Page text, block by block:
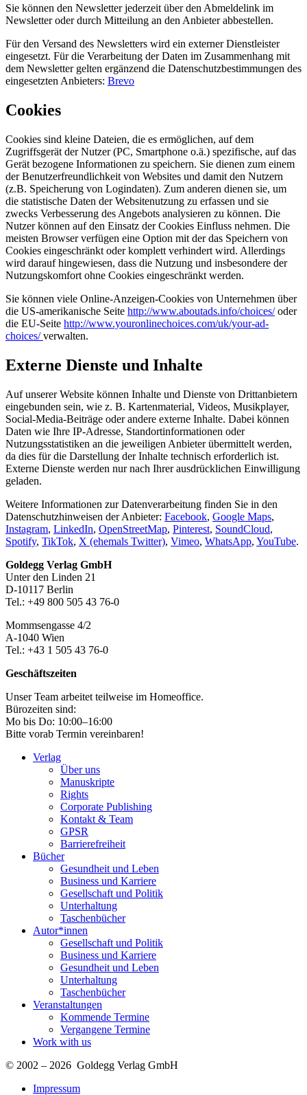
Sie können den Newsletter jederzeit über den Abmeldelink im
Newsletter oder durch Mitteilung an den Anbieter abbestellen.
Für den Versand des Newsletters wird ein externer Dienstleister
eingesetzt. Für die Verarbeitung der Daten im Zusammenhang mit
dem Newsletter gelten ergänzend die Datenschutzbestimmungen des
eingesetzten Anbieters: Brevo
Cookies
Cookies sind kleine Dateien, die es ermöglichen, auf dem
Zugriffsgerät der Nutzer (PC, Smartphone o.ä.) spezifische, auf das
Gerät bezogene Informationen zu speichern. Sie dienen zum einem
der Benutzerfreundlichkeit von Websites und damit den Nutzern
(z.B. Speicherung von Logindaten). Zum anderen dienen sie, um
die statistische Daten der Websitenutzung zu erfassen und sie
zwecks Verbesserung des Angebots analysieren zu können. Die
Nutzer können auf den Einsatz der Cookies Einfluss nehmen. Die
meisten Browser verfügen eine Option mit der das Speichern von
Cookies eingeschränkt oder komplett verhindert wird. Allerdings
wird darauf hingewiesen, dass die Nutzung und insbesondere der
Nutzungskomfort ohne Cookies eingeschränkt werden.
Sie können viele Online-Anzeigen-Cookies von Unternehmen über
die US-amerikanische Seite http://www.aboutads.info/choices/oder
die EU-Seite http://www.youronlinechoices.com/uk/your-ad-
choices/verwalten.
Externe Dienste und Inhalte
Auf unserer Website können Inhalte und Dienste von Drittanbietern
eingebunden sein, wie z. B. Kartenmaterial, Videos, Musikplayer,
Social-Media-Beiträge oder andere externe Inhalte. Dabei können
Daten wie Ihre IP-Adresse, Standortinformationen oder
Nutzungsstatistiken an die jeweiligen Anbieter übermittelt werden,
da dies für die Darstellung der Inhalte technisch erforderlich ist.
Externe Dienste werden nur nach Ihrer ausdrücklichen Einwilligung
geladen.
Weitere Informationen zur Datenverarbeitung finden Sie in den
Datenschutzhinweisen der Anbieter: Facebook, Google Maps,
Instagram, LinkedIn, OpenStreetMap, Pinterest, SoundCloud,
Spotify, TikTok, X (ehemals Twitter), Vimeo, WhatsApp, YouTube.
Footer-
Section
Goldegg Verlag GmbH
Unter den Linden 21
D-10117 Berlin
Tel.: +49 800 505 43 76-0
Mommsengasse 4/2
A-1040 Wien
Tel.: +43 1 505 43 76-0
Geschäftszeiten
Unser Team arbeitet teilweise im Homeoffice.
Bürozeiten sind:
Mo bis Do: 10:00–16:00
Bitte vorab Termin vereinbaren!
Verlag
Über uns
Manuskripte
Rights
Corporate Publishing
Kontakt & Team
GPSR
Barrierefreiheit
Bücher
Gesundheit und Leben
Business und Karriere
Gesellschaft und Politik
Unterhaltung
Taschenbücher
Autor*innen
Gesellschaft und Politik
Business und Karriere
Gesundheit und Leben
Unterhaltung
Taschenbücher
Veranstaltungen
Kommende Termine
Vergangene Termine
Work with us
© 2002 – 2026 Goldegg Verlag GmbH
Impressum